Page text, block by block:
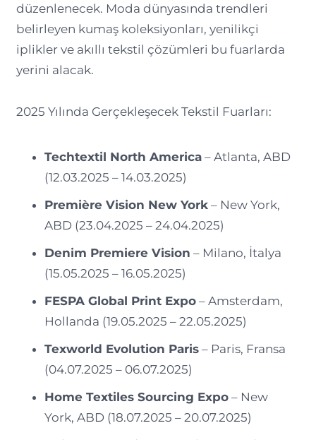
düzenlenecek. Moda dünyasında trendleri
belirleyen kumaş koleksiyonları, yenilikçi
iplikler ve akıllı tekstil çözümleri bu fuarlarda
yerini alacak.
2025 Yılında Gerçekleşecek Tekstil Fuarları:
Techtextil North America– Atlanta, ABD
(12.03.2025 – 14.03.2025)
Première Vision New York– New York,
ABD (23.04.2025 – 24.04.2025)
Denim Premiere Vision – Milano, İtalya
(15.05.2025 – 16.05.2025)
FESPA Global Print Expo– Amsterdam,
Hollanda (19.05.2025 – 22.05.2025)
Texworld Evolution Paris– Paris, Fransa
(04.07.2025 – 06.07.2025)
Home Textiles Sourcing Expo– New
York, ABD (18.07.2025 – 20.07.2025)